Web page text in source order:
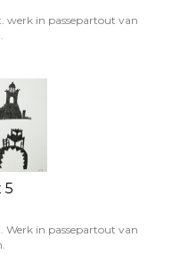
werk in passepartout van
5
Werk in passepartout van